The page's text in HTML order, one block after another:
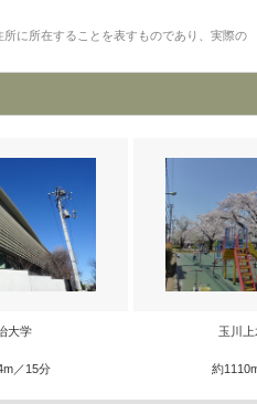
に所在することを表すものであり、実際の
大学
／15分
玉川
約